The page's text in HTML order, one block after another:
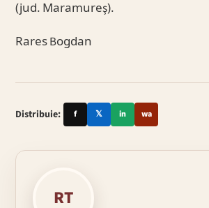
(jud. Maramureş).
Rares Bogdan
Distribuie: f 𝕏 in wa
RT